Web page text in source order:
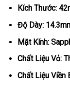
Kích Thước:
Độ Dày:
Mặt Kính:
Chất Liệu Vỏ:
Chất Liệu Viền